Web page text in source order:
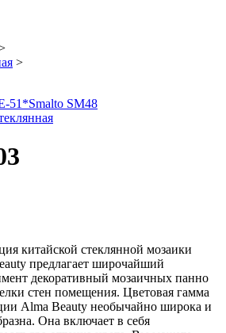
>
51*Smalto SM48
китайской стеклянной мозаики
предлагает широчайший
декоративный мозаичных панно
стен помещения. Цветовая гамма
Alma Beauty необычайно широка и
Она включает в себя